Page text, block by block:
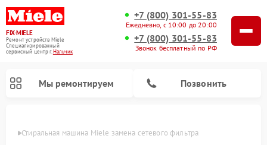
FIX-MIELE
Ремонт устройств Miele
Специализированный
cервисный центр г.Нальчик
+7 (800) 301-55-83
Ежедневно, с 10:00 до 20:00
+7 (800) 301-55-83
Звонок бесплатный по РФ
Мы ремонтируем Позвонить
Стиральная машина Miele замена сетевого фильтра